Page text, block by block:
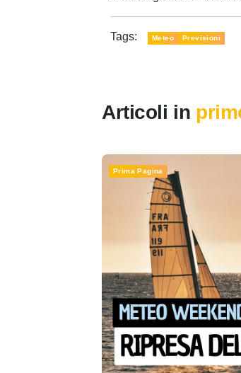
Tags: Meteo Previsioni
Articoli in
Prima Pagina